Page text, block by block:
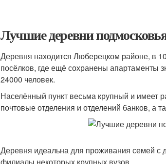
Лучшие деревни
Деревня находится Люберецком районе, в
посёлков, где ещё сохранены апартаменты
24000 человек.
Населённый пункт весьма крупный и имеет
почтовые отделения и отделений банков, а
Деревня идеальна для проживания семей с